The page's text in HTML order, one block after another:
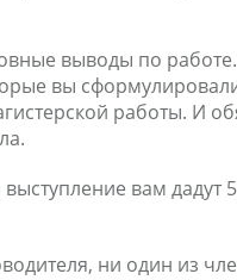
выводы по
вы
работы. И
вам
ни один из